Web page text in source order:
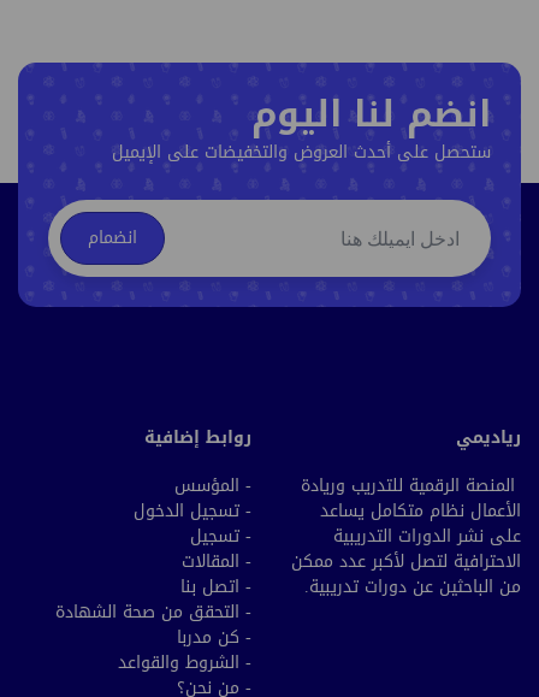
انضم لنا اليوم
ستحصل على أحدث العروض والتخفيضات على الإيميل
انضمام
رياديمي
المنصة الرقمية للتدريب وريادة
الأعمال نظام متكامل يساعد
على نشر الدورات التدريبية
الاحترافية لتصل لأكبر عدد ممكن
من الباحثين عن دورات تدريبية.
روابط إضافية
- المؤسس
- تسجيل الدخول
- تسجيل
- المقالات
- اتصل بنا
- التحقق من صحة الشهادة
- كن مدربا
- الشروط والقواعد
- من نحن؟